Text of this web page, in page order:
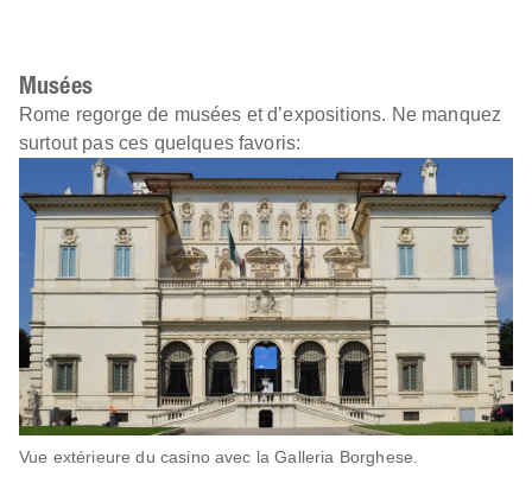
Musées
Rome regorge de musées et d’expositions. Ne manquez
surtout pas ces quelques favoris:
Vue extérieure du casino avec la Galleria Borghese.